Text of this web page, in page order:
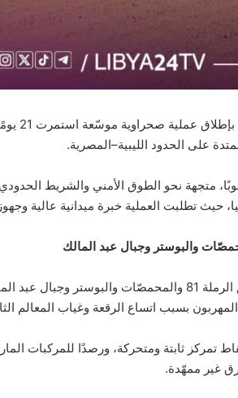
كثّفت
على الحدود الليبية–المصرية.
الدوريات من بوابة 200 جنوبًا، متجهة نحو الطوق الأمني
حيث تطلبت العملية خبرة ميدانية عالية
وشملت العملية المرور على مناطق الرملة 81
بسبب اتساع الرقعة وغياب المعالم
تمركز ثابتة ومتحركة، ورصدًا للمركبات